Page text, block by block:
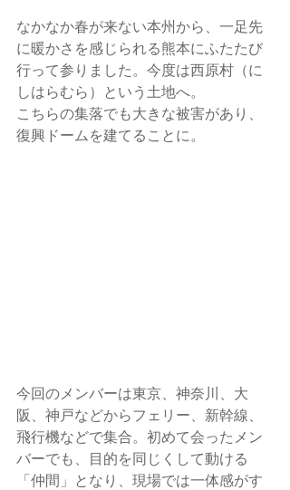
なかなか春が来ない本州から、一足先
に暖かさを感じられる熊本にふたたび
行って参りました。今度は西原村（に
しはらむら）という土地へ。
こちらの集落でも大きな被害があり、
復興ドームを建てることに。
今回のメンバーは東京、神奈川、大
阪、神戸などからフェリー、新幹線、
飛行機などで集合。初めて会ったメン
バーでも、目的を同じくして動ける
「仲間」となり、現場では一体感がす